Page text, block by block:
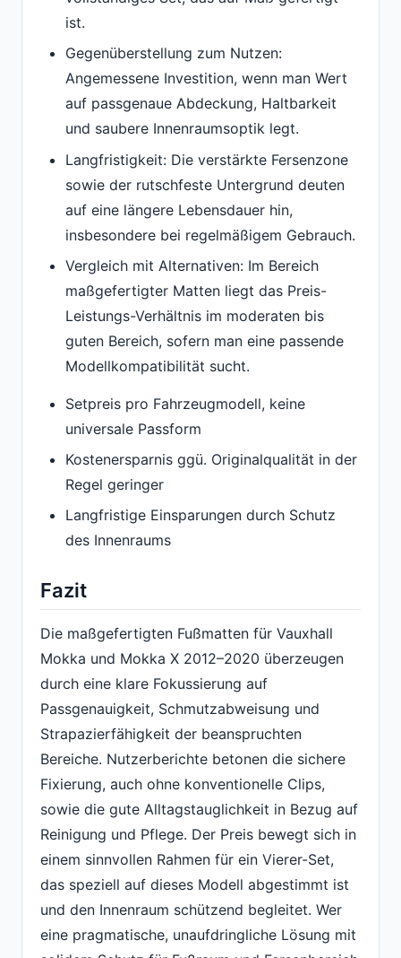
ist.
Gegenüberstellung zum Nutzen:
Angemessene Investition, wenn man Wert
auf passgenaue Abdeckung, Haltbarkeit
und saubere Innenraumsoptik legt.
Langfristigkeit: Die verstärkte Fersenzone
sowie der rutschfeste Untergrund deuten
auf eine längere Lebensdauer hin,
insbesondere bei regelmäßigem Gebrauch.
Vergleich mit Alternativen: Im Bereich
maßgefertigter Matten liegt das Preis-
Leistungs-Verhältnis im moderaten bis
guten Bereich, sofern man eine passende
Modellkompatibilität sucht.
Setpreis pro Fahrzeugmodell, keine
universale Passform
Kostenersparnis ggü. Originalqualität in der
Regel geringer
Langfristige Einsparungen durch Schutz
des Innenraums
Fazit
Die maßgefertigten Fußmatten für Vauxhall
Mokka und Mokka X 2012–2020 überzeugen
durch eine klare Fokussierung auf
Passgenauigkeit, Schmutzabweisung und
Strapazierfähigkeit der beanspruchten
Bereiche. Nutzerberichte betonen die sichere
Fixierung, auch ohne konventionelle Clips,
sowie die gute Alltagstauglichkeit in Bezug auf
Reinigung und Pflege. Der Preis bewegt sich in
einem sinnvollen Rahmen für ein Vierer-Set,
das speziell auf dieses Modell abgestimmt ist
und den Innenraum schützend begleitet. Wer
eine pragmatische, unaufdringliche Lösung mit